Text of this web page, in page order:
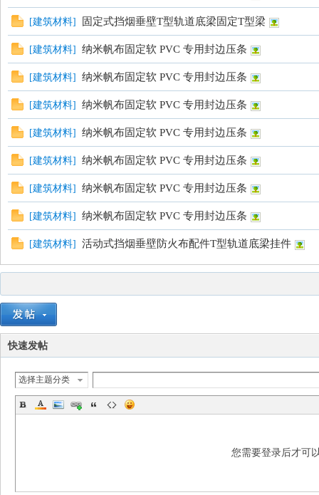
[建筑材料] 固定式挡烟垂壁T型轨道底梁固定T型梁
[建筑材料] 纳米帆布固定软 PVC 专用封边压条
[建筑材料] 纳米帆布固定软 PVC 专用封边压条
[建筑材料] 纳米帆布固定软 PVC 专用封边压条
[建筑材料] 纳米帆布固定软 PVC 专用封边压条
[建筑材料] 纳米帆布固定软 PVC 专用封边压条
[建筑材料] 纳米帆布固定软 PVC 专用封边压条
[建筑材料] 纳米帆布固定软 PVC 专用封边压条
[建筑材料] 活动式挡烟垂壁防火布配件T型轨道底梁挂件
快速发帖
选择主题分类
您需要登录后才可